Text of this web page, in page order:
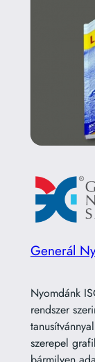
Generál
Nyomdánk
rendszer
szerepel